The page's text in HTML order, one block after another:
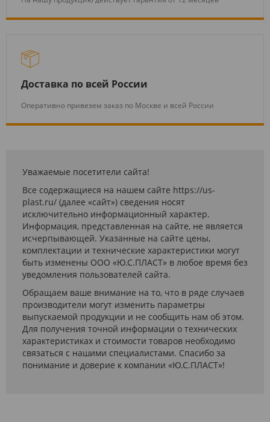
Доставка по всей России
Оперативно привезем заказ по Москве и всей России
Уважаемые посетители сайта!
Все содержащиеся на нашем сайте https://us-
plast.ru/ (далее «сайт») сведения носят
исключительно информационный характер.
Информация, представленная на сайте, не является
исчерпывающей. Указанные на сайте цены,
комплектации и технические характеристики могут
быть изменены ООО «Ю.С.ПЛАСТ» в любое время без
уведомления пользователей сайта.
Обращаем ваше внимание на то, что в ряде случаев
производители могут изменить параметры
выпускаемой продукции и не сообщить нам об этом.
Для получения точной информации о технических
характеристиках и стоимости товаров необходимо
связаться с нашими специалистами. Спасибо за
понимание и доверие к компании «Ю.С.ПЛАСТ»!